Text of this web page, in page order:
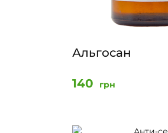
Альгосан
140 грн